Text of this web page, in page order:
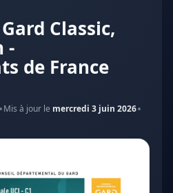
Classic,
-
de France
Mis à jour le mercredi 3 juin 2026